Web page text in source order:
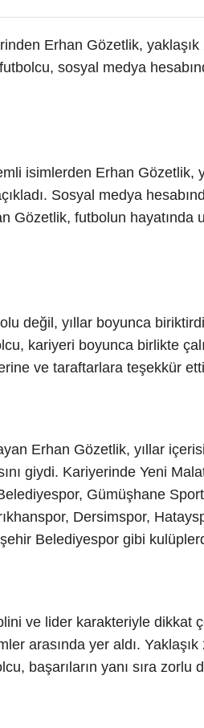
Erhan Gözetlik, yaklaşık
sosyal medya
isimlerden Erhan Gözetlik,
Sosyal medya
futbolun hayatında
değil, yıllar boyunca
kariyeri boyunca birlikte
ve taraftarlara teşekkür
Erhan Gözetlik, yıllar
giydi. Kariyerinde Yeni
Gümüşhane
Dersimspor,
Belediyespor gibi
ve lider karakteriyle dikkat
arasında yer aldı.
başarıların yanı sıra zorlu